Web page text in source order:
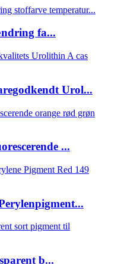
fa...
Urol...
...
b...